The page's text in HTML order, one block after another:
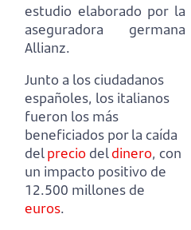
estudio elaborado por la
aseguradora germana
Allianz.
Junto a los ciudadanos
españoles, los italianos
fueron los más
beneficiados por la caída
delprecio deldinero, con
un impacto positivo de
12.500 millones de
euros.